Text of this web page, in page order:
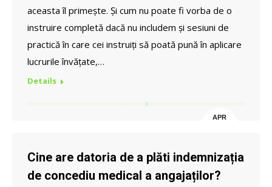
aceasta îl primește. Și cum nu poate fi vorba de o
instruire completă dacă nu includem și sesiuni de
practică în care cei instruiți să poată pună în aplicare
lucrurile învățate,…
Details
APR
Cine are datoria de a plăti indemnizația
de concediu medical a angajaților?